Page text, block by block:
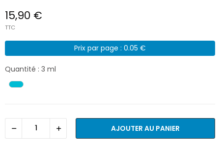
15,90 €
TTC
Prix par page : 0.05 €
Quantité : 3 ml
AJOUTER AU PANIER